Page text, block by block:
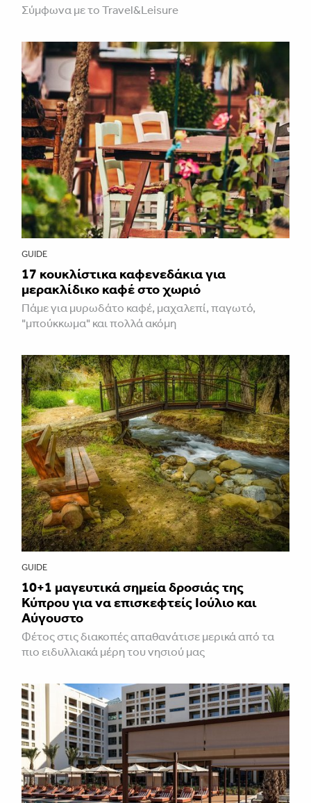
Σύμφωνα με το Travel&Leisure
GUIDE
17 κουκλίστικα καφενεδάκια για
μερακλίδικο καφέ στο χωριό
Πάμε για μυρωδάτο καφέ, μαχαλεπί, παγωτό,
"μπούκκωμα" και πολλά ακόμη
GUIDE
10+1 μαγευτικά σημεία δροσιάς της
Κύπρου για να επισκεφτείς Ιούλιο και
Αύγουστο
Φέτος στις διακοπές απαθανάτισε μερικά από τα
πιο ειδυλλιακά μέρη του νησιού μας